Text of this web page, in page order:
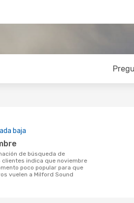
baja
clientes indica que noviembre
poco popular para que
vuelen a Milford Sound